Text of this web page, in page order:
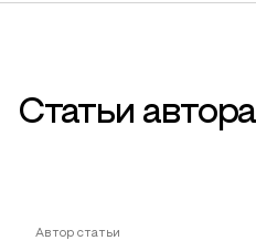
Статьи автора
Автор статьи